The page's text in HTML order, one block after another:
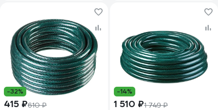
-32%
415 ₽610 ₽
-14%
1 510 ₽1 749 ₽